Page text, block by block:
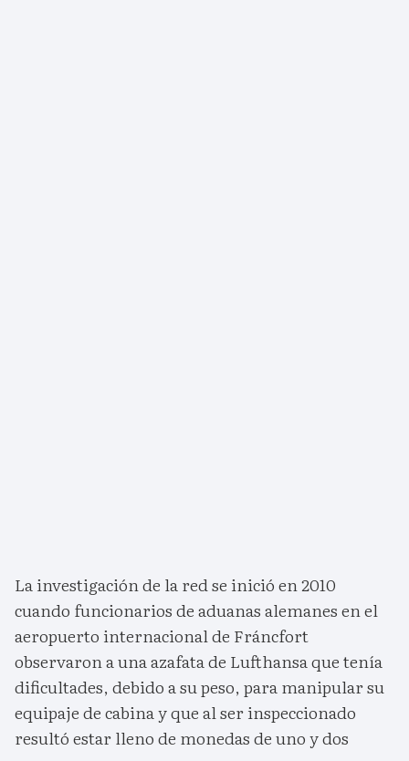
La investigación de la red se inició en 2010
cuando funcionarios de aduanas alemanes en el
aeropuerto internacional de Fráncfort
observaron a una azafata de Lufthansa que tenía
dificultades, debido a su peso, para manipular su
equipaje de cabina y que al ser inspeccionado
resultó estar lleno de monedas de uno y dos